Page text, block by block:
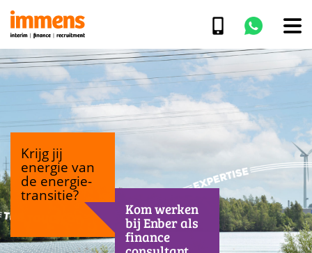
Krijg jij
energie van
de energie-
transitie?
Kom werken
bij Enber als
finance